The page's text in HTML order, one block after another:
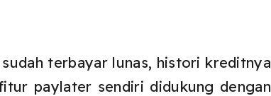
terbayar lunas, histori kreditnya
paylater sendiri didukung dengan